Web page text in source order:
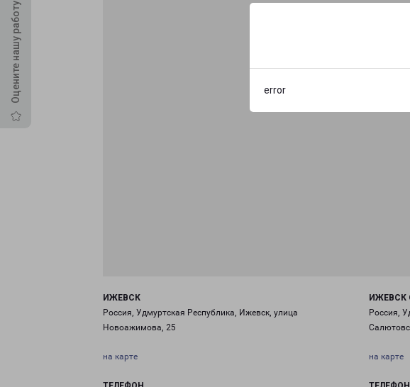
error
Оцените нашу работу
ИЖЕВСК
Россия, Удмуртская Республика, Ижевск, улица
Новоажимова, 25
на карте
ИЖЕВСК
Россия,
на карте